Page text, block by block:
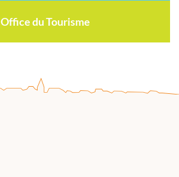
Office du Tourisme